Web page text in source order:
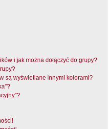
i jak można dołączyć do grupy?
są wyświetlane innymi kolorami?